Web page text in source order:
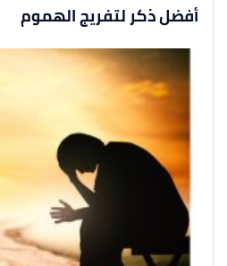
أفضل ذكر لتفريج الهموم